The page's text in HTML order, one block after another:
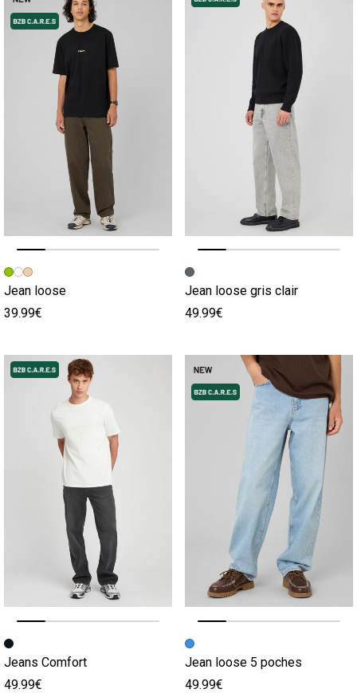
Image précédente
Image suivante
Jean loose
39.99€
Image précédente
Image suivante
Jean loose gris clair
49.99€
Image précédente
Image suivante
Jeans Comfort
49.99€
Image précédente
Image suivante
Jean loose 5 poches
49.99€